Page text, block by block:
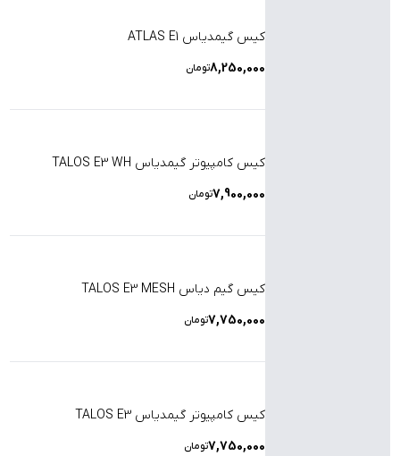
کیس گیمدیاس ATLAS E1
8,250,000تومان
کیس کامپیوتر گیمدیاس TALOS E3 WH
7,900,000تومان
کیس گیم دیاس TALOS E3 MESH
7,750,000تومان
کیس کامپیوتر گیمدیاس TALOS E3
7,750,000تومان